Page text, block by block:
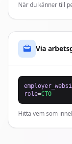
När du känner till
Via
role=CTO
Hitta vem som